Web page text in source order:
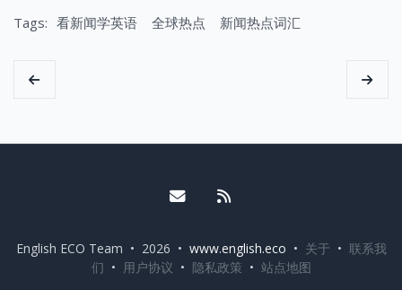
Tags: 看新闻学英语 全球热点 新闻热点词汇
Email me
English ECO Team • 2026 • www.english.eco • 关于 • 联系我
们 • 用户协议 • 隐私政策 • 站点地图